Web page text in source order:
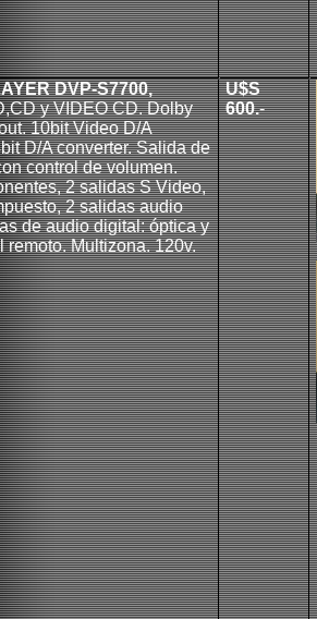
DVP-S7700,
y VIDEO CD.Dolby
10bit Video D/A
D/A converter. Salida de
control de volumen.
2 salidas S Video,
2 salidas audio
de audio digital: óptica y
remoto. Multizona. 120v.
U$S
600.-